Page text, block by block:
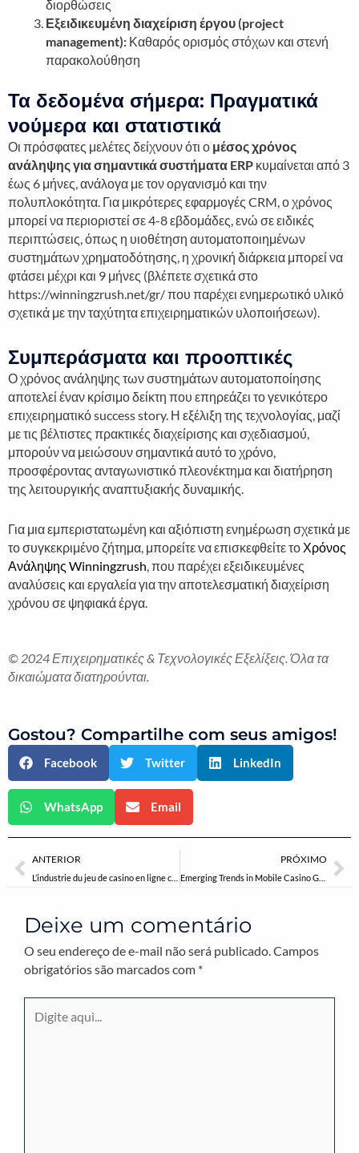
διορθώσεις
Εξειδικευμένη διαχείριση έργου (project
management):Καθαρός ορισμός στόχων και στενή
παρακολούθηση
Τα δεδομένα σήμερα: Πραγματικά
νούμερα και στατιστικά
Οι πρόσφατες μελέτες δείχνουν ότι ο μέσος χρόνος
ανάληψης για σημαντικά συστήματα ERP κυμαίνεται από 3
έως 6 μήνες, ανάλογα με τον οργανισμό και την
πολυπλοκότητα. Για μικρότερες εφαρμογές CRM, ο χρόνος
μπορεί να περιοριστεί σε 4-8 εβδομάδες, ενώ σε ειδικές
περιπτώσεις, όπως η υιοθέτηση αυτοματοποιημένων
συστημάτων χρηματοδότησης, η χρονική διάρκεια μπορεί να
φτάσει μέχρι και 9 μήνες (βλέπετε σχετικά στο
https://winningzrush.net/gr/ που παρέχει ενημερωτικό υλικό
σχετικά με την ταχύτητα επιχειρηματικών υλοποιήσεων).
Συμπεράσματα και προοπτικές
Ο χρόνος ανάληψης των συστημάτων αυτοματοποίησης
αποτελεί έναν κρίσιμο δείκτη που επηρεάζει το γενικότερο
επιχειρηματικό success story. Η εξέλιξη της τεχνολογίας, μαζί
με τις βέλτιστες πρακτικές διαχείρισης και σχεδιασμού,
μπορούν να μειώσουν σημαντικά αυτό το χρόνο,
προσφέροντας ανταγωνιστικό πλεονέκτημα και διατήρηση
της λειτουργικής αναπτυξιακής δυναμικής.
Για μια εμπεριστατωμένη και αξιόπιστη ενημέρωση σχετικά με
το συγκεκριμένο ζήτημα, μπορείτε να επισκεφθείτε το Χρόνος
Ανάληψης Winningzrush, που παρέχει εξειδικευμένες
αναλύσεις και εργαλεία για την αποτελεσματική διαχείριση
χρόνου σε ψηφιακά έργα.
© 2024 Επιχειρηματικές & Τεχνολογικές Εξελίξεις. Όλα τα
δικαιώματα διατηρούνται.
Gostou? Compartilhe com seus amigos!
Facebook Twitter LinkedIn
WhatsApp Email
Anterior
ANTERIOR PRÓXIMO
Emerging Trends in Mobile Casino Gaming: The Shift Toward Android-Compatible Platforms
Deixe um comentário
O seu endereço de e-mail não será publicado.Campos
obrigatórios são marcados com *
aqui...